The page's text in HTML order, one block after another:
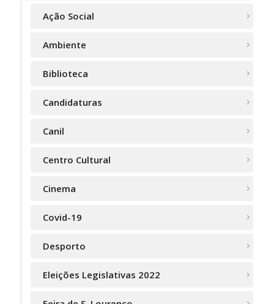
Ação Social
Ambiente
Biblioteca
Candidaturas
Canil
Centro Cultural
Cinema
Covid-19
Desporto
Eleições Legislativas 2022